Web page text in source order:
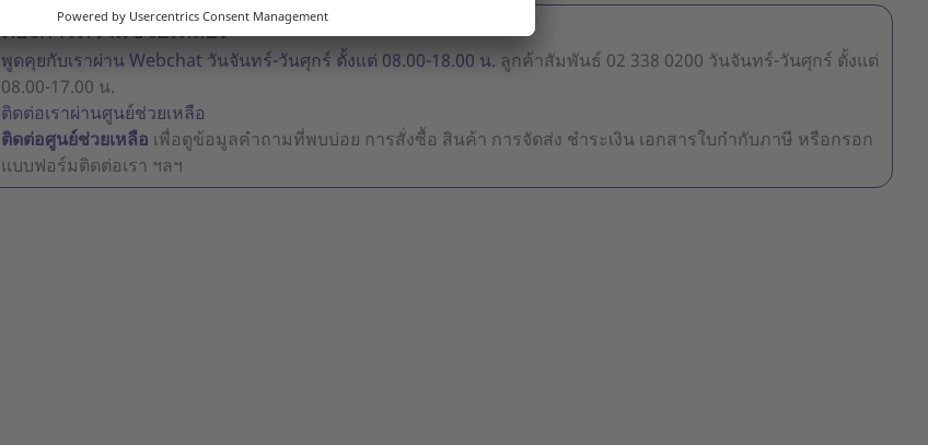
ต้องการความช่วยเหลือ?
พูดคุยกับเราผ่าน Webchat วันจันทร์-วันศุกร์ ตั้งแต่ 08.00-18.00 น. ลูกค้าสัมพันธ์ 02 338 0200 วันจันทร์-วันศุกร์ ตั้งแต่
08.00-17.00 น.
ติดต่อเราผ่านศูนย์ช่วยเหลือ
ติดต่อศูนย์ช่วยเหลือ เพื่อดูข้อมูลคำถามที่พบบ่อย การสั่งซื้อ สินค้า การจัดส่ง ชำระเงิน เอกสารใบกำกับภาษี หรือกรอก
แบบฟอร์มติดต่อเรา ฯลฯ